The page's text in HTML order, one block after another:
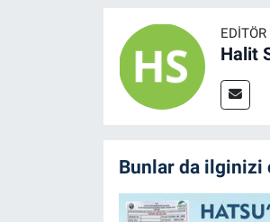
Halit
Bunlar da ilginizi